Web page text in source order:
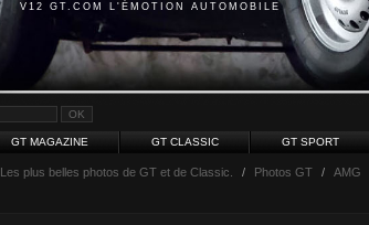
V12 GT.COM L'ÉMOTION AUTOMOBILE
GT MAGAZINE GT CLASSIC GT SPORT
Les plus belles photos de GT et de Classic. / Photos GT / AMG